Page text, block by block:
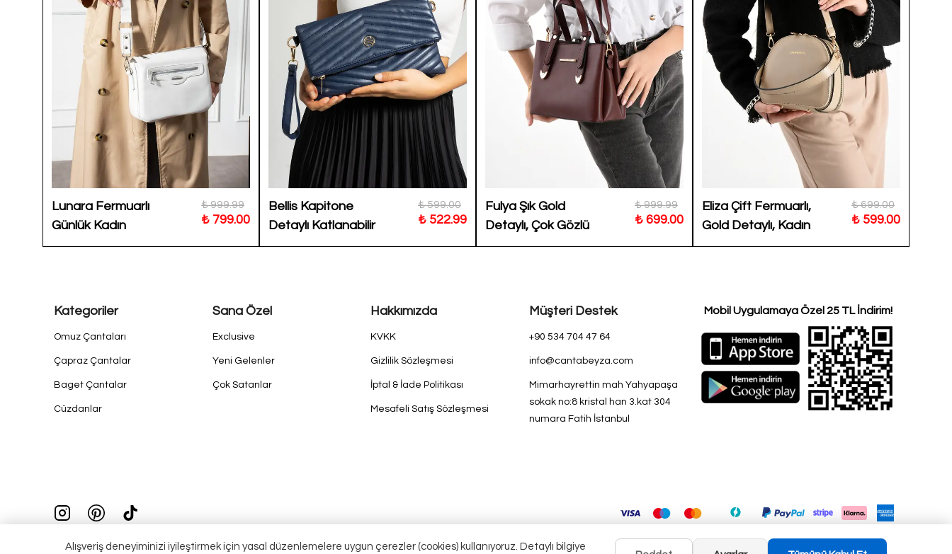
Alışveriş deneyiminizi iyileştirmek için yasal düzenlemelere uygun çerezler (cookies) kullanıyoruz. Detaylı bilgiye
Lunara Fermuarlı
Günlük Kadın
Çapraz Çanta
₺ 999.99
₺ 799.00
Bellis Kapitone
Detaylı Katlanabilir
Omuz & El Çantası
₺ 599.00
₺ 522.99
Fulya Şık Gold
Detaylı, Çok Gözlü
Kadın El ve Omuz
₺ 999.99
₺ 699.00
Eliza Çift Fermuarlı,
Gold Detaylı, Kadın
Çapraz Çanta 1426
₺ 699.00
₺ 599.00
Kategoriler
Omuz Çantaları
Çapraz Çantalar
Baget Çantalar
Cüzdanlar
Sana Özel
Exclusive
Yeni Gelenler
Çok Satanlar
Hakkımızda
KVKK
Gizlilik Sözleşmesi
İptal & İade Politikası
Mesafeli Satış Sözleşmesi
Müşteri Destek
+90 534 704 47 64
info@cantabeyza.com
Mimarhayrettin mah Yahyapaşa
sokak no:8 kristal han 3.kat 304
numara Fatih İstanbul
Mobil Uygulamaya Özel 25 TL İndirim!